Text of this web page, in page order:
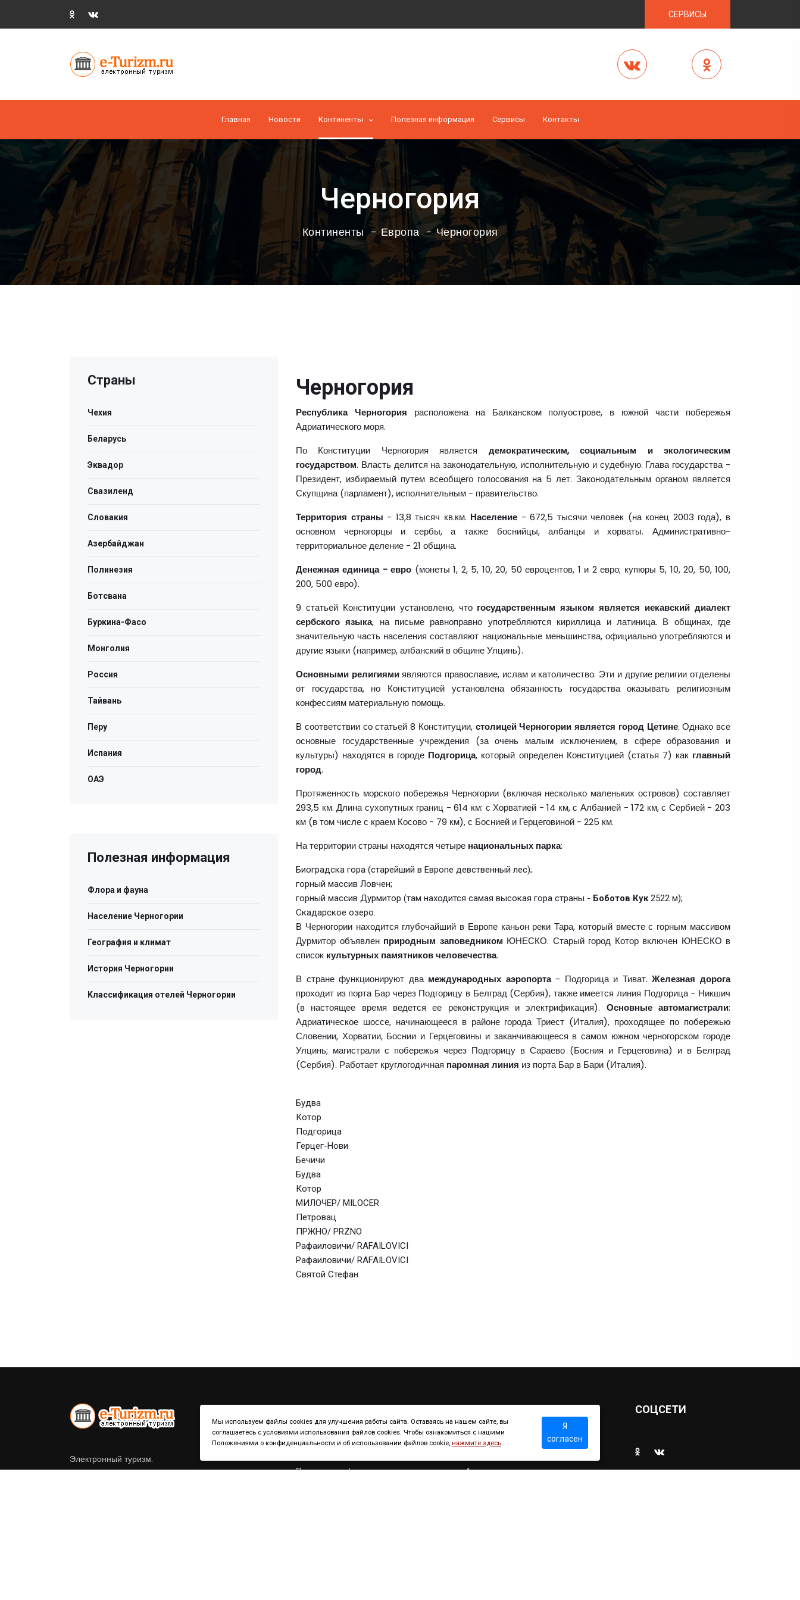
СЕРВИСЫ
Главная Новости Континенты Полезная информация Cервисы Контакты
Черногория
Континенты Европа Черногория
Черногория
Республика Черногория расположена на Балканском полуострове, в южной части побережья
Адриатического моря.
По Конституции Черногория является демократическим, социальным и экологическим
государством. Власть делится на законодательную, исполнительную и судебную. Глава государства -
Президент, избираемый путем всеобщего голосования на 5 лет. Законодательным органом является
Скупщина (парламент), исполнительным - правительство.
Территория страны - 13,8 тысяч кв.км. Население - 672,5 тысячи человек (на конец 2003 года), в
основном черногорцы и сербы, а также боснийцы, албанцы и хорваты. Административно-
территориальное деление - 21 община.
Денежная единица - евро (монеты 1, 2, 5, 10, 20, 50 евроцентов, 1 и 2 евро; купюры 5, 10, 20, 50, 100,
200, 500 евро).
9 статьей Конституции установлено, что государственным языком является иекавский диалект
сербского языка, на письме равноправно употребляются кириллица и латиница. В общинах, где
значительную часть населения составляют национальные меньшинства, официально употребляются и
другие языки (например, албанский в общине Улцинь).
Основными религиямиявляются православие, ислам и католичество. Эти и другие религии отделены
от государства, но Конституцией установлена обязанность государства оказывать религиозным
конфессиям материальную помощь.
В соответствии со статьей 8 Конституции, столицей Черногории является город Цетине. Однако все
основные государственные учреждения (за очень малым исключением, в сфере образования и
культуры) находятся в городе Подгорица, который определен Конституцией (статья 7) как главный
город.
Протяженность морского побережья Черногории (включая несколько маленьких островов) составляет
293,5 км. Длина сухопутных границ - 614 км: с Хорватией - 14 км, с Албанией - 172 км, с Сербией - 203
км (в том числе с краем Косово - 79 км), с Боснией и Герцеговиной - 225 км.
На территории страны находятся четыре национальных парка:
Биоградска гора (старейший в Европе девственный лес);
горный массив Ловчен;
горный массив Дурмитор (там находится самая высокая гора страны - Боботов Кук2522 м);
Скадарское озеро.
В Черногории находится глубочайший в Европе каньон реки Тара, который вместе с горным массивом
Дурмитор объявлен природным заповедником ЮНЕСКО. Старый город Котор включен ЮНЕСКО в
список культурных памятников человечества.
В стране функционируют два международных аэропорта- Подгорица и Тиват.Железная дорога
проходит из порта Бар через Подгорицу в Белград (Сербия), также имеется линия Подгорица - Никшич
(в настоящее время ведется ее реконструкция и электрификация). Основные автомагистрали:
Адриатическое шоссе, начинающееся в районе города Триест (Италия), проходящее по побережью
Словении, Хорватии, Боснии и Герцеговины и заканчивающееся в самом южном черногорском городе
Улцинь; магистрали с побережья через Подгорицу в Сараево (Босния и Герцеговина) и в Белград
(Сербия). Работает круглогодичная паромная линия из порта Бар в Бари (Италия).
Будва
Котор
Подгорица
Герцег-Нови
Бечичи
Будва
Котор
МИЛОЧЕР/ MILOCER
Петровац
ПРЖНО/ PRZNO
Рафаиловичи/ RAFAILOVICI
Рафаиловичи/ RAFAILOVICI
Святой Стефан
Страны
Чехия
Беларусь
Эквадор
Свазиленд
Словакия
Азербайджан
Полинезия
Ботсвана
Буркина-Фасо
Монголия
Россия
Тайвань
Перу
Испания
ОАЭ
Полезная информация
Флора и фауна
Население Черногории
География и климат
История Черногории
Kлассификация отелей Черногории
Электронный туризм.
Полезная информация
Америка
СОЦСЕТИ
Мы используем файлы cookies для улучшения работы сайта. Оставаясь на нашем сайте, вы
соглашаетесь с условиями использования файлов cookies. Чтобы ознакомиться с нашими
Положениями о конфиденциальности и об использовании файлов cookie, нажмите здесь.
Я
согласен